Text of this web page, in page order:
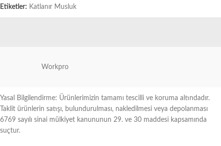
Etiketler: Katlanır Musluk
Workpro
Yasal Bilgilendirme: Ürünlerimizin tamamı tescilli ve koruma altındadır.
Taklit ürünlerin satışı, bulundurulması, nakledilmesi veya depolanması
6769 sayılı sinai mülkiyet kanununun 29. ve 30 maddesi kapsamında
suçtur.